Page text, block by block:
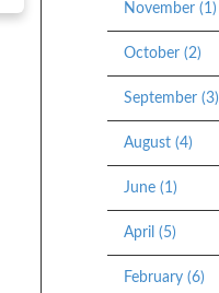
November (1)
October (2)
September (3)
August (4)
June (1)
April (5)
February (6)